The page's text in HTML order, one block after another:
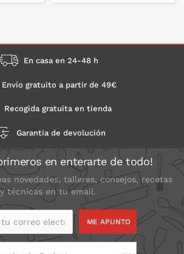
CESTA
14-23 cm 18-28 cm
En casa en 24-48 h
Envío gratuito a partir de 49€
Recogida gratuita en tienda
Garantía de devolución
en enterarte de todo!
novedades, talleres, consejos, recetas
y técnicas en tu email.
tu correo